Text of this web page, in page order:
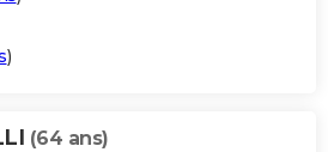
)
(64 ans)